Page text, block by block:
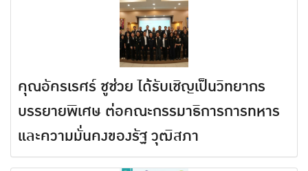
คุณอัครเรศร์ ชูช่วย ได้รับเชิญเป็นวิทยากร
บรรยายพิเศษ ต่อคณะกรรมาธิการการทหาร
และความมั่นคงของรัฐ วุฒิสภา